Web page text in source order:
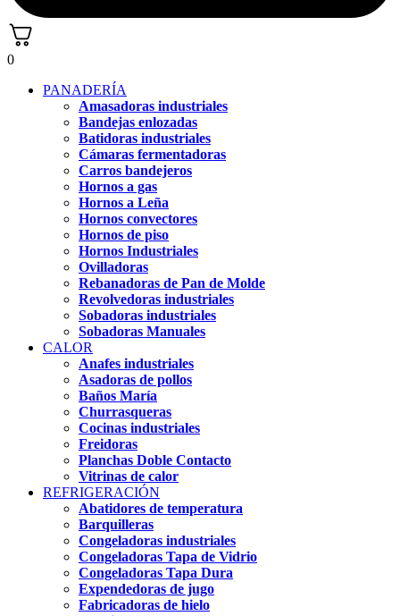
0
PANADERÍA
Amasadoras industriales
Bandejas enlozadas
Batidoras industriales
Cámaras fermentadoras
Carros bandejeros
Hornos a gas
Hornos a Leña
Hornos convectores
Hornos de piso
Hornos Industriales
Ovilladoras
Rebanadoras de Pan de Molde
Revolvedoras industriales
Sobadoras industriales
Sobadoras Manuales
CALOR
Anafes industriales
Asadoras de pollos
Baños María
Churrasqueras
Cocinas industriales
Freidoras
Planchas Doble Contacto
Vitrinas de calor
REFRIGERACIÓN
Abatidores de temperatura
Barquilleras
Congeladoras industriales
Congeladoras Tapa de Vidrio
Congeladoras Tapa Dura
Expendedoras de jugo
Fabricadoras de hielo